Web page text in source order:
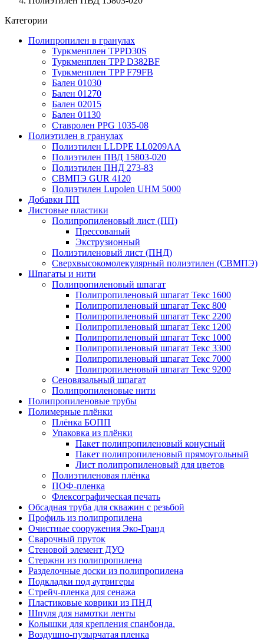
Категории
Полипропилен в гранулах
Туркменплен TPPD30S
Туркменплен TPP D382BF
Туркменплен TPP F79FB
Бален 01030
Бален 01270
Бален 02015
Бален 01130
Ставролен PPG 1035-08
Полиэтилен в гранулах
Полиэтилен LLDPE LL0209AA
Полиэтилен ПВД 15803-020
Полиэтилен ПНД 273-83
СВМПЭ GUR 4120
Полиэтилен Lupolen UHM 5000
Добавки ПП
Листовые пластики
Полипропиленовый лист (ПП)
Прессованый
Экструзионный
Полиэтиленовый лист (ПНД)
Сверхвысокомолекулярный полиэтилен (СВМПЭ)
Шпагаты и нити
Полипропиленовый шпагат
Полипропиленовый шпагат Текс 1600
Полипропиленовый шпагат Текс 800
Полипропиленовый шпагат Текс 2200
Полипропиленовый шпагат Текс 1200
Полипропиленовый шпагат Текс 1000
Полипропиленовый шпагат Текс 3300
Полипропиленовый шпагат Текс 7000
Полипропиленовый шпагат Текс 9200
Сеновязальный шпагат
Полипропиленовые нити
Полипропиленовые трубы
Полимерные плёнки
Плёнка БОПП
Упаковка из плёнки
Пакет полипропиленовый конусный
Пакет полипропиленовый прямоугольный
Лист полипропиленовый для цветов
Полиэтиленовая плёнка
ПОФ-пленка
Флексографическая печать
Обсадная труба для скважин с резьбой
Профиль из полипропилена
Очистные сооружения Эко-Гранд
Сварочный пруток
Стеновой элемент ДУО
Стержни из полипропилена
Разделочные доски из полипропилена
Подкладки под аутригеры
Cтрейч-пленка для сенажа
Пластиковые коврики из ПНД
Шпуля для намотки ленты
Колышки для крепления спанбонда.
Воздушно-пузырчатая пленка